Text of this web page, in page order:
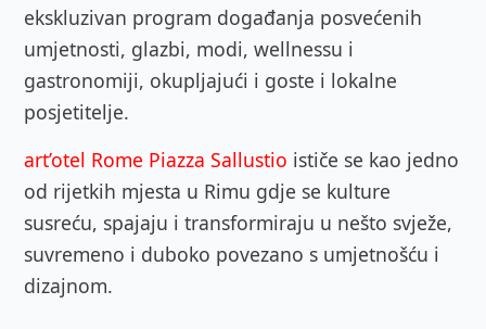
ekskluzivan program događanja posvećenih
umjetnosti, glazbi, modi, wellnessu i
gastronomiji, okupljajući i goste i lokalne
posjetitelje.
art’otel Rome Piazza Sallustio ističe se kao jedno
od rijetkih mjesta u Rimu gdje se kulture
susreću, spajaju i transformiraju u nešto svježe,
suvremeno i duboko povezano s umjetnošću i
dizajnom.